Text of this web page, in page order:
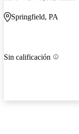
Springfield, PA
Sin calificación